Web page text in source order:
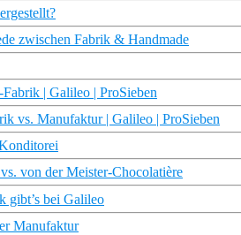
zwischen Fabrik & Handmade
| Galileo | ProSieben
vs. Manufaktur | Galileo | ProSieben
von der Meister-Chocolatière
gibt’s bei Galileo
Manufaktur